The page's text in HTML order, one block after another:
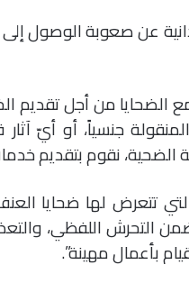
عن صعوبة الوصول إلى
الضحايا من أجل تقديم
جنسياً، أو أيّ
نقوم بتقديم
تتعرض لها ضحايا
التحرش اللفظي،
بأعمال مهينة”.